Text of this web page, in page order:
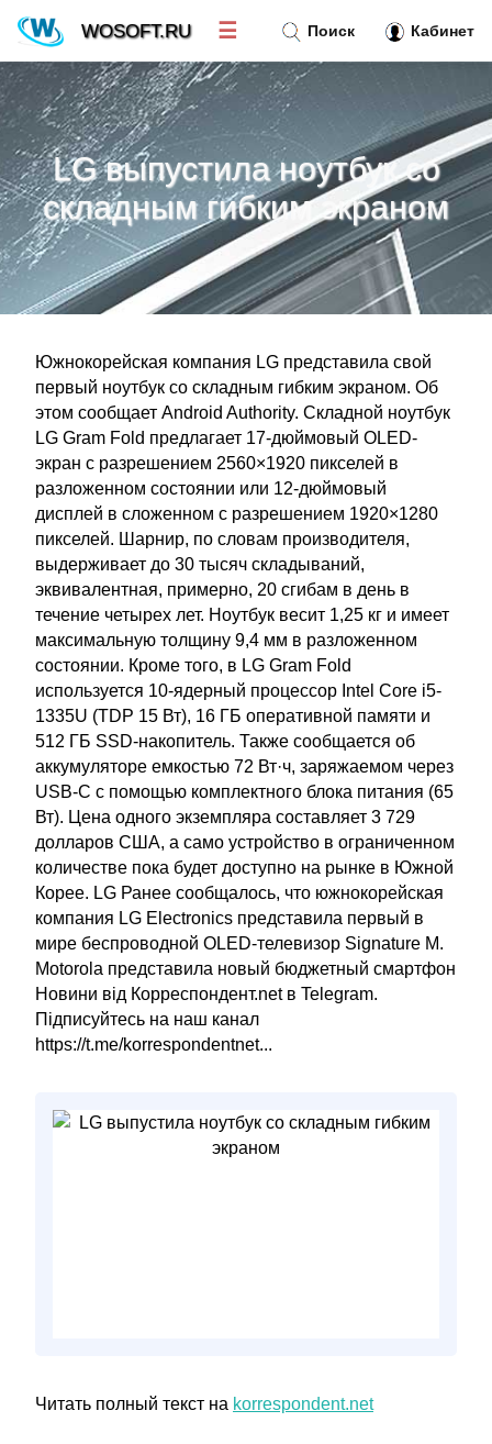
LG выпустила ноутбук со
складным гибким экраном
Южнокорейская компания LG представила свой
первый ноутбук со складным гибким экраном. Об
этом сообщает Android Authority. Складной ноутбук
LG Gram Fold предлагает 17-дюймовый OLED-
экран с разрешением 2560×1920 пикселей в
разложенном состоянии или 12-дюймовый
дисплей в сложенном с разрешением 1920×1280
пикселей. Шарнир, по словам производителя,
выдерживает до 30 тысяч складываний,
эквивалентная, примерно, 20 сгибам в день в
течение четырех лет. Ноутбук весит 1,25 кг и имеет
максимальную толщину 9,4 мм в разложенном
состоянии. Кроме того, в LG Gram Fold
используется 10-ядерный процессор Intel Core i5-
1335U (TDP 15 Вт), 16 ГБ оперативной памяти и
512 ГБ SSD-накопитель. Также сообщается об
аккумуляторе емкостью 72 Вт·ч, заряжаемом через
USB-C с помощью комплектного блока питания (65
Вт). Цена одного экземпляра составляет 3 729
долларов США, а само устройство в ограниченном
количестве пока будет доступно на рынке в Южной
Корее. LG Ранее сообщалось, что южнокорейская
компания LG Electronics представила первый в
мире беспроводной OLED-телевизор Signature M.
Motorola представила новый бюджетный смартфон
Новини від Корреспондент.net в Telegram.
Підписуйтесь на наш канал
https://t.me/korrespondentnet...
Читать полный текст на korrespondent.net
Поиск Кабинет
WOSOFT.RU ☰
Новости»
Тренд новостей»
Рубрики»
Правила»
Контакт»